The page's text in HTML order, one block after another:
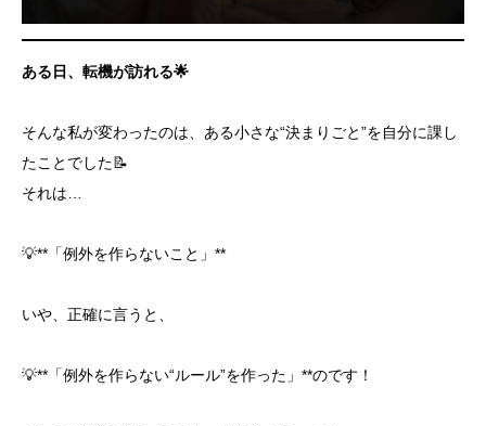
ある日、転機が訪れる🌟
そんな私が変わったのは、ある小さな“決まりごと”を自分に課し
たことでした📝
それは…
💡**「例外を作らないこと」**
いや、正確に言うと、
💡**「例外を作らない“ルール”を作った」**のです！